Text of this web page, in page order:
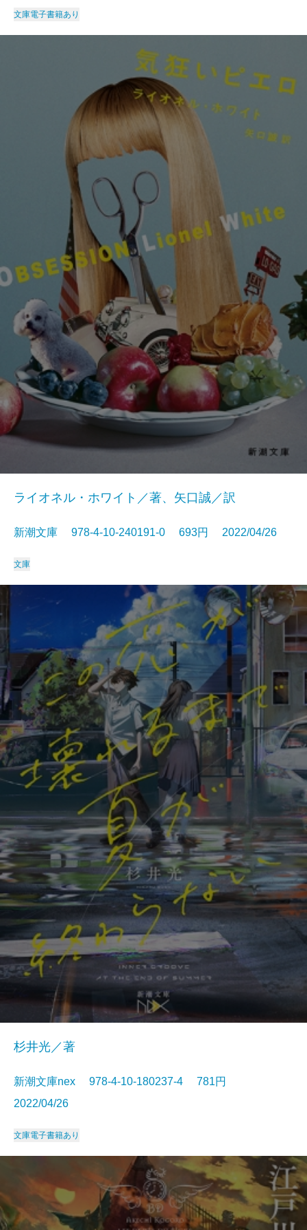
文庫電子書籍あり
ライオネル・ホワイト／著、矢口誠／訳
新潮文庫 978-4-10-240191-0 693円 2022/04/26
文庫
杉井光／著
新潮文庫nex 978-4-10-180237-4 781円
2022/04/26
文庫電子書籍あり